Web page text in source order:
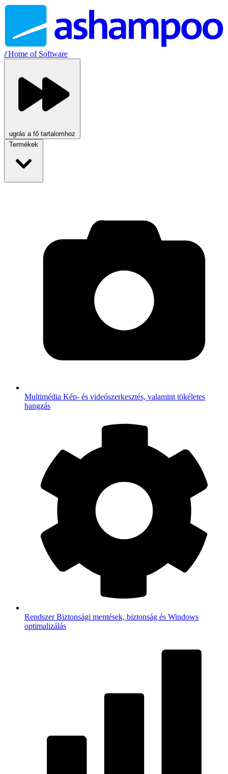
//Home of Software
ugrás a fő tartalomhoz
Termékek
Multimédia Kép- és videószerkesztés, valamint tökéletes
hangzás
RendszerBiztonsági mentések, biztonság és Windows
optimalizálás